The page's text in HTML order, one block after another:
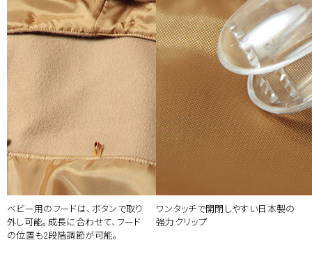
ベビー用のフードは、ボタンで取り
外し可能。成長に合わせて、フード
の位置も2段階調節が可能。
ワンタッチで開閉しやすい日本製の
強力クリップ